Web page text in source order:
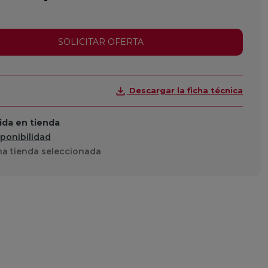
SOLICITAR OFERTA
Descargar la ficha técnica
en tienda
tienda seleccionada